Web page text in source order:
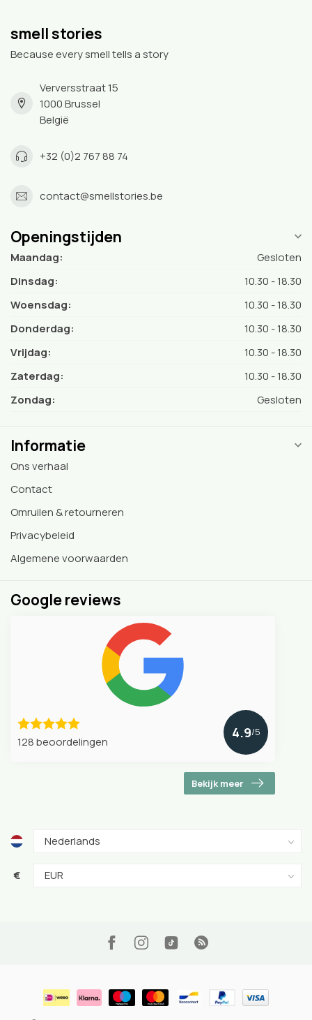
smell stories
Because every smell tells a story
Verversstraat 15
1000 Brussel
België
+32 (0)2 767 88 74
contact@smellstories.be
Openingstijden
Maandag:
Gesloten
Dinsdag:
10.30 - 18.30
Woensdag:
10.30 - 18.30
Donderdag:
10.30 - 18.30
Vrijdag:
10.30 - 18.30
Zaterdag:
10.30 - 18.30
Zondag:
Gesloten
Informatie
Ons verhaal
Contact
Omruilen & retourneren
Privacybeleid
Algemene voorwaarden
Google reviews
128 beoordelingen
4.9/5
Bekijk meer
€